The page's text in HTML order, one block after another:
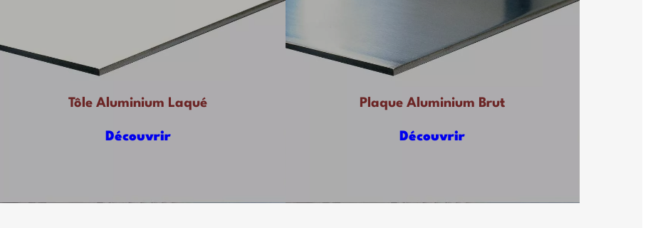
Tôle Aluminium Laqué
Découvrir
Plaque Aluminium Brut
Découvrir